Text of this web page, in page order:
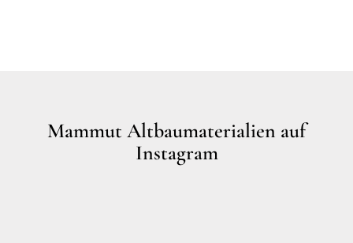
Mammut Altbaumaterialien auf
Instagram